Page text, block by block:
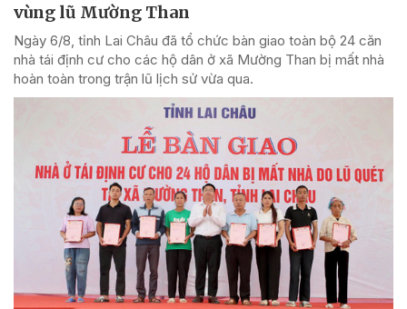
vùng lũ Mường Than
Ngày 6/8, tỉnh Lai Châu đã tổ chức bàn giao toàn bộ 24 căn
nhà tái định cư cho các hộ dân ở xã Mường Than bị mất nhà
hoàn toàn trong trận lũ lịch sử vừa qua.